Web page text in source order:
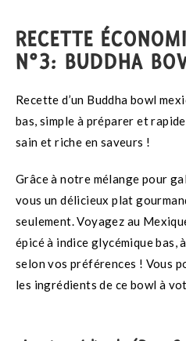
RECETTE
N°3: BUDDHA
Recette d’un Buddha bowl
bas, simple à préparer et
sain et riche en saveurs !
Grâce à notre mélange pour
vous un délicieux plat
seulement. Voyagez au
épicé à indice glycémique bas,
selon vos préférences ! Vous
les ingrédients de ce bowl à